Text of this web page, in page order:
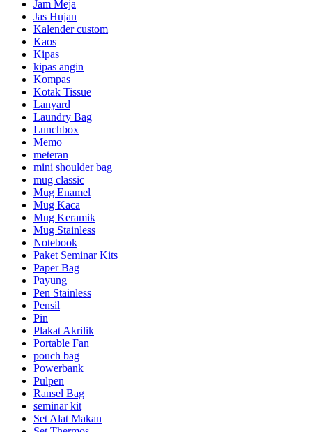
Jam Meja
Jas Hujan
Kalender custom
Kaos
Kipas
kipas angin
Kompas
Kotak Tissue
Lanyard
Laundry Bag
Lunchbox
Memo
meteran
mini shoulder bag
mug classic
Mug Enamel
Mug Kaca
Mug Keramik
Mug Stainless
Notebook
Paket Seminar Kits
Paper Bag
Payung
Pen Stainless
Pensil
Pin
Plakat Akrilik
Portable Fan
pouch bag
Powerbank
Pulpen
Ransel Bag
seminar kit
Set Alat Makan